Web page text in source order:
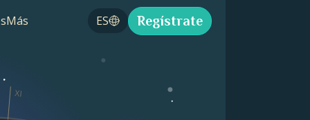
Más ES Regístrate
XI